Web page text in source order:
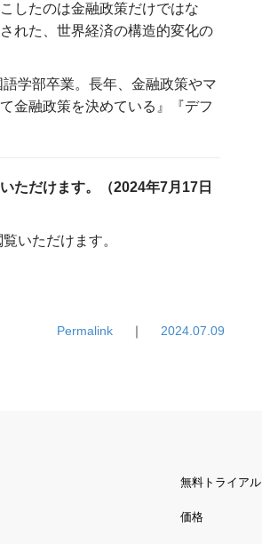
したのは金融政策だけではな
れた、世界経済の構造的変化の
学部卒業。長年、金融政策やマ
金融政策を決めている』『デフ
ただけます。（2024年7月17日
いただけます。
Permalink ｜ 2024.07.09
無料トライアル
価格